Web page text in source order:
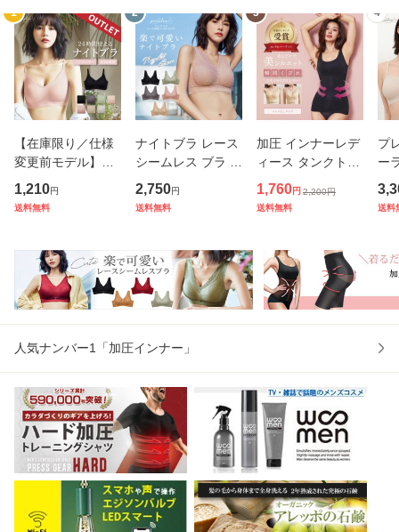
1
【在庫限り／仕様
変更前モデル】通
常2,420円→特別価
格 プレスリム スト
ンワイヤー 昼夜兼
用 ブラジ
1,210円
送料無料
2
ナイトブラ レース
シームレス ブラ ノ
ンワイヤー カップ
付き ハーフトップ
ム 無縫製 ブラトッ
プ 一
2,750円
送料無料
3
加圧 インナーレデ
ィース タンクトッ
プ プレスリム 加圧
シャツ レース 姿勢
補正下着 矯正下着
補正
1,760円 2,200円
送料無料
4
プ
ー
ス
昼
え
ラ
送料
人気ナンバー1「加圧インナー」